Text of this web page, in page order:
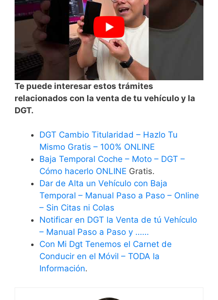
Te puede interesar estos trámites
relacionados con la venta de tu vehículo y la
DGT.
DGT Cambio Titularidad – Hazlo Tu
Mismo Gratis – 100% ONLINE
Baja Temporal Coche – Moto – DGT –
Cómo hacerlo ONLINE Gratis.
Dar de Alta un Vehículo con Baja
Temporal – Manual Paso a Paso – Online
– Sin Citas ni Colas
Notificar en DGT la Venta de tú Vehículo
– Manual Paso a Paso y ……
Con Mi Dgt Tenemos el Carnet de
Conducir en el Móvil – TODA la
Información.